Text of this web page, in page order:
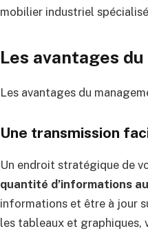
mobilier industriel
Les avantages
Les avantages du
Une transmission
Un endroit stratégique de
quantité d’informations
informations et être à jour
les tableaux et graphiques,